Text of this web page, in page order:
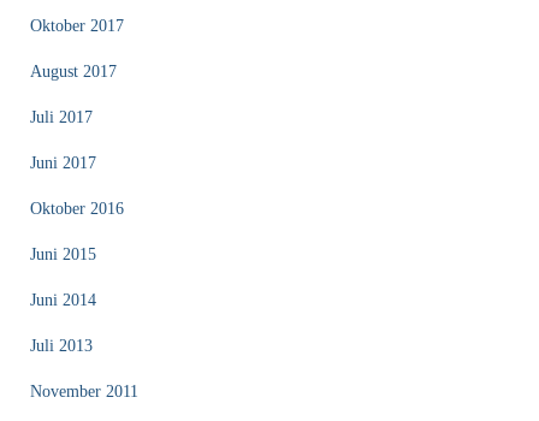
Oktober 2017
August 2017
Juli 2017
Juni 2017
Oktober 2016
Juni 2015
Juni 2014
Juli 2013
November 2011